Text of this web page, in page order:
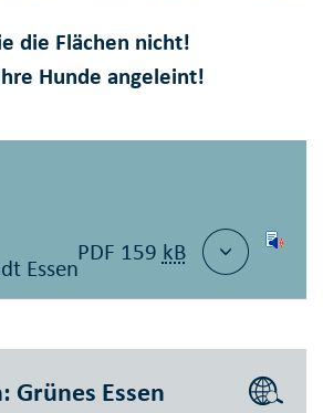
die Flächen nicht!
Hunde angeleint!
Essen
PDF 159 kB
Grünes Essen